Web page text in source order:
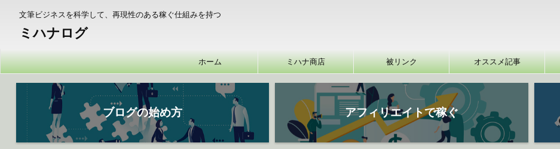
文筆ビジネスを科学して、再現性のある稼ぐ仕組みを持つ
ミハナログ
ホーム ミハナ商店 被リンク オススメ記事
ブログの始め方 アフィリエイトで稼ぐ